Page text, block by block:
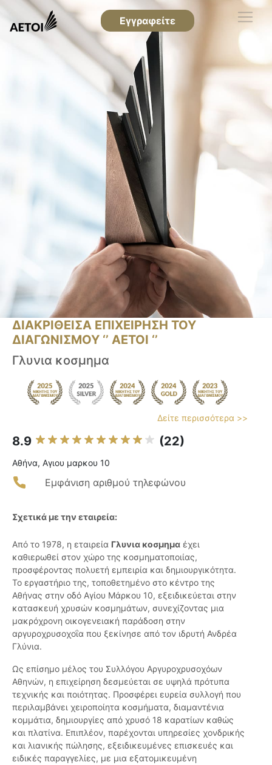
Εγγραφείτε
ΔΙΑΚΡΙΘΕΙΣΑ ΕΠΙΧΕΙΡΗΣΗ ΤΟΥ
ΔΙΑΓΩΝΙΣΜΟΥ ‘’ ΑΕΤΟΙ ‘’
Γλυνια κοσμημα
Δείτε περισσότερα >>
8.9 (22)
Αθήνα, Αγιου μαρκου 10
Εμφάνιση αριθμού τηλεφώνου
Σχετικά με την εταιρεία:
Από το 1978, η εταιρεία Γλυνια κοσμημα έχει
καθιερωθεί στον χώρο της κοσμηματοποιίας,
προσφέροντας πολυετή εμπειρία και δημιουργικότητα.
Το εργαστήριο της, τοποθετημένο στο κέντρο της
Αθήνας στην οδό Αγίου Μάρκου 10, εξειδικεύεται στην
κατασκευή χρυσών κοσμημάτων, συνεχίζοντας μια
μακρόχρονη οικογενειακή παράδοση στην
αργυροχρυσοχοΐα που ξεκίνησε από τον ιδρυτή Ανδρέα
Γλύνια.
Ως επίσημο μέλος του Συλλόγου Αργυροχρυσοχόων
Αθηνών, η επιχείρηση δεσμεύεται σε υψηλά πρότυπα
τεχνικής και ποιότητας. Προσφέρει ευρεία συλλογή που
περιλαμβάνει χειροποίητα κοσμήματα, διαμαντένια
κομμάτια, δημιουργίες από χρυσό 18 καρατίων καθώς
και πλατίνα. Επιπλέον, παρέχονται υπηρεσίες χονδρικής
και λιανικής πώλησης, εξειδικευμένες επισκευές και
ειδικές παραγγελίες, με μια εξατομικευμένη